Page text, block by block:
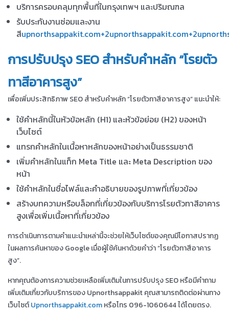
บริการครอบคลุมทุกพื้นที่ในกรุงเทพฯ และปริมณฑล
รับประกันงานซ่อมและงาน
สี
การปรับปรุง SEO สำหรับคำหลัก “โรยตัว
ทาสีอาคารสูง”
เพื่อเพิ่มประสิทธิภาพ SEO สำหรับคำหลัก “โรยตัวทาสีอาคารสูง” แนะนำให้:
ใช้คำหลักนี้ในหัวข้อหลัก (H1) และหัวข้อย่อย (H2) ของหน้า
เว็บไซต์
แทรกคำหลักในเนื้อหาหลักของหน้าอย่างเป็นธรรมชาติ
เพิ่มคำหลักในแท็ก Meta Title และ Meta Description ของ
หน้า
ใช้คำหลักในชื่อไฟล์และคำอธิบายของรูปภาพที่เกี่ยวข้อง
สร้างบทความหรือบล็อกที่เกี่ยวข้องกับบริการโรยตัวทาสีอาคาร
สูงเพื่อเพิ่มเนื้อหาที่เกี่ยวข้อง
การดำเนินการตามคำแนะนำเหล่านี้จะช่วยให้เว็บไซต์ของคุณมีโอกาสปรากฏ
ในผลการค้นหาของ Google เมื่อผู้ใช้ค้นหาด้วยคำว่า “โรยตัวทาสีอาคาร
สูง”.
หากคุณต้องการความช่วยเหลือเพิ่มเติมในการปรับปรุง SEO หรือมีคำถาม
เพิ่มเติมเกี่ยวกับบริการของ Upnorthsappakit คุณสามารถติดต่อผ่านทาง
เว็บไซต์Upnorthsappakit.comหรือโทร 096-1060644 ได้โดยตรง.